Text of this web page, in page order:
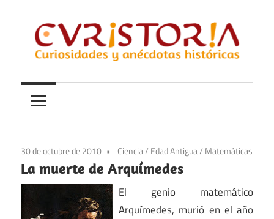
contenido
Curistoria
y
anécdotas
historia
30 de octubre de 2010 Ciencia/ Edad Antigua/ Matemáticas
La muerte de Arquímedes
El genio matemático
Arquímedes, murió en el año